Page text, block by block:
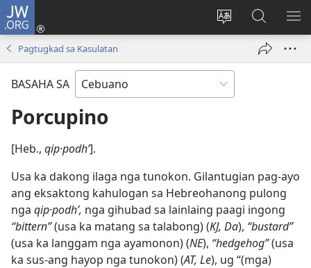
JW.ORG
Ilisi
pinulongan
sa
site
Log
ug
Pangitaa
sa
JW.ORG
Pagtugkad sa Kasulatan
BASAHA SA
Porcupino
[Heb., qip·podhʹ].
Usa ka dakong ilaga nga tunokon. Gilantugian pag-ayo
ang eksaktong kahulogan sa Hebreohanong pulong
nga qip·podhʹ, nga gihubad sa lainlaing paagi ingong
“bittern”(usa ka matang sa talabong) (KJ, Da), “bustard”
(usa ka langgam nga ayamonon) (NE), “hedgehog”(usa
ka sus-ang hayop nga tunokon) (AT, Le), ug “(mga)